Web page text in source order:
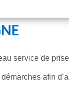
service de
afin